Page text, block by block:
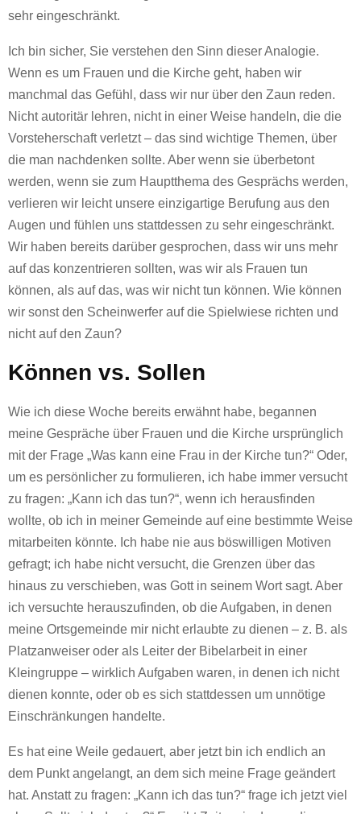
sehr eingeschränkt.
Ich bin sicher, Sie verstehen den Sinn dieser Analogie.
Wenn es um Frauen und die Kirche geht, haben wir
manchmal das Gefühl, dass wir nur über den Zaun reden.
Nicht autoritär lehren, nicht in einer Weise handeln, die die
Vorsteherschaft verletzt – das sind wichtige Themen, über
die man nachdenken sollte. Aber wenn sie überbetont
werden, wenn sie zum Hauptthema des Gesprächs werden,
verlieren wir leicht unsere einzigartige Berufung aus den
Augen und fühlen uns stattdessen zu sehr eingeschränkt.
Wir haben bereits darüber gesprochen, dass wir uns mehr
auf das konzentrieren sollten, was wir als Frauen tun
können, als auf das, was wir nicht tun können. Wie können
wir sonst den Scheinwerfer auf die Spielwiese richten und
nicht auf den Zaun?
Können vs. Sollen
Wie ich diese Woche bereits erwähnt habe, begannen
meine Gespräche über Frauen und die Kirche ursprünglich
mit der Frage „Was kann eine Frau in der Kirche tun?“ Oder,
um es persönlicher zu formulieren, ich habe immer versucht
zu fragen: „Kann ich das tun?“, wenn ich herausfinden
wollte, ob ich in meiner Gemeinde auf eine bestimmte Weise
mitarbeiten könnte. Ich habe nie aus böswilligen Motiven
gefragt; ich habe nicht versucht, die Grenzen über das
hinaus zu verschieben, was Gott in seinem Wort sagt. Aber
ich versuchte herauszufinden, ob die Aufgaben, in denen
meine Ortsgemeinde mir nicht erlaubte zu dienen – z. B. als
Platzanweiser oder als Leiter der Bibelarbeit in einer
Kleingruppe – wirklich Aufgaben waren, in denen ich nicht
dienen konnte, oder ob es sich stattdessen um unnötige
Einschränkungen handelte.
Es hat eine Weile gedauert, aber jetzt bin ich endlich an
dem Punkt angelangt, an dem sich meine Frage geändert
hat. Anstatt zu fragen: „Kann ich das tun?“ frage ich jetzt viel